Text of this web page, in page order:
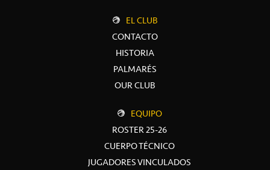
EL CLUB
CONTACTO
HISTORIA
PALMARÉS
OUR CLUB
EQUIPO
ROSTER 25-26
CUERPO TÉCNICO
JUGADORES VINCULADOS